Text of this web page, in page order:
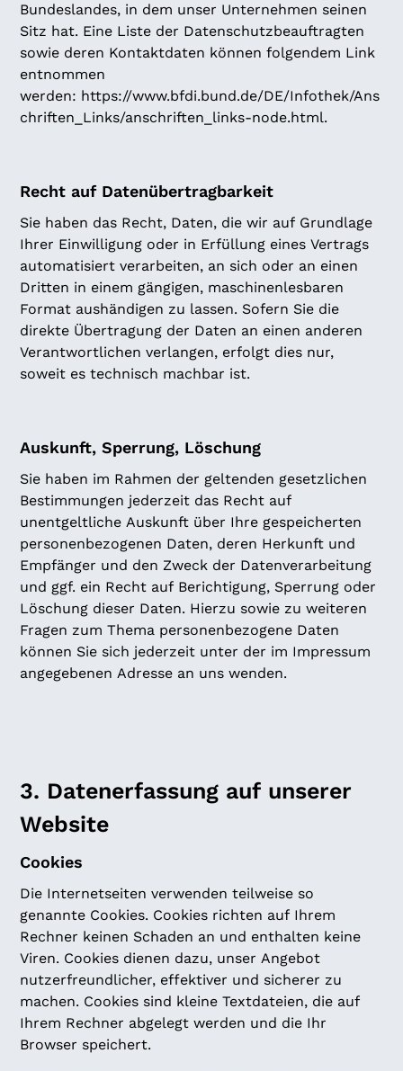
Bundeslandes, in dem unser Unternehmen seinen
Sitz hat. Eine Liste der Datenschutzbeauftragten
sowie deren Kontaktdaten können folgendem Link
entnommen
werden: https://www.bfdi.bund.de/DE/Infothek/Ans
chriften_Links/anschriften_links-node.html.
Recht auf Datenübertragbarkeit
Sie haben das Recht, Daten, die wir auf Grundlage
Ihrer Einwilligung oder in Erfüllung eines Vertrags
automatisiert verarbeiten, an sich oder an einen
Dritten in einem gängigen, maschinenlesbaren
Format aushändigen zu lassen. Sofern Sie die
direkte Übertragung der Daten an einen anderen
Verantwortlichen verlangen, erfolgt dies nur,
soweit es technisch machbar ist.
Auskunft, Sperrung, Löschung
Sie haben im Rahmen der geltenden gesetzlichen
Bestimmungen jederzeit das Recht auf
unentgeltliche Auskunft über Ihre gespeicherten
personenbezogenen Daten, deren Herkunft und
Empfänger und den Zweck der Datenverarbeitung
und ggf. ein Recht auf Berichtigung, Sperrung oder
Löschung dieser Daten. Hierzu sowie zu weiteren
Fragen zum Thema personenbezogene Daten
können Sie sich jederzeit unter der im Impressum
angegebenen Adresse an uns wenden.
3. Datenerfassung auf unserer
Website
Cookies
Die Internetseiten verwenden teilweise so
genannte Cookies. Cookies richten auf Ihrem
Rechner keinen Schaden an und enthalten keine
Viren. Cookies dienen dazu, unser Angebot
nutzerfreundlicher, effektiver und sicherer zu
machen. Cookies sind kleine Textdateien, die auf
Ihrem Rechner abgelegt werden und die Ihr
Browser speichert.